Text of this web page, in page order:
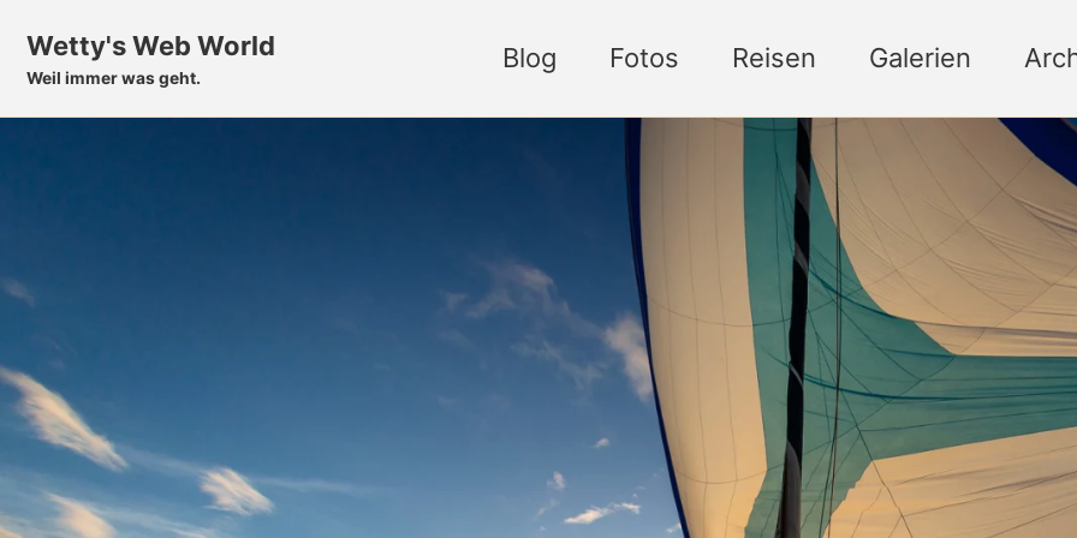
Wetty's Web World
Weil immer was geht.
Blog Fotos Reisen Galerien